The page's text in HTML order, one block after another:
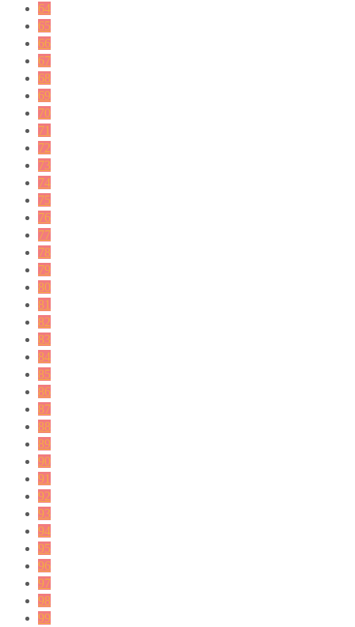
64
65
66
67
68
69
70
71
72
73
74
75
76
77
78
79
80
81
82
83
84
85
86
87
88
89
90
91
92
93
94
95
96
97
98
99